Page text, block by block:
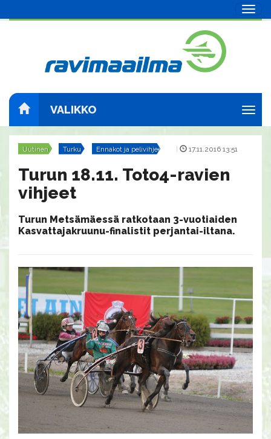
VALIKKO
Uutinen Turku Ennakot ja pelivihjeet | 17.11.2016 13:51
Turun 18.11. Toto4-ravien
vihjeet
Turun Metsämäessä ratkotaan 3-vuotiaiden
Kasvattajakruunu-finalistit perjantai-iltana.